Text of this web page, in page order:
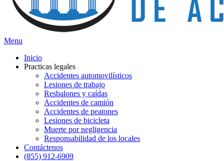
Menu
Inicio
Practicas legales
Accidentes automovilísticos
Lesiones de trabajo
Resbalones y caídas
Accidentes de camión
Accidentes de peatones
Lesiones de bicicleta
Muerte por negligencia
Responsabilidad de los locales
Contáctenos
(855) 912-6909